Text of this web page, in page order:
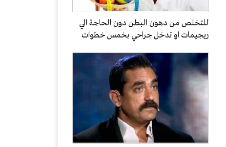
للتخلص من دهون البطن دون الحاجة الي
ريجيمات او تدخل جراحي بخمس خطوات